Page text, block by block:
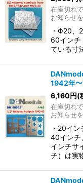
在庫切れ
お知らせ
・Φ20、
60インチ
ている寸
1942年
6,160円(
在庫切れ
お知らせ
・20イ
40インチ
インチサ
チ）は実